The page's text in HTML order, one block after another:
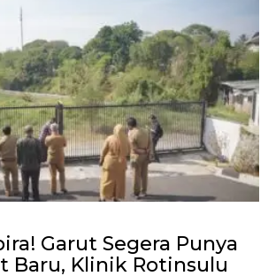
Garut Segera Punya
Baru, Klinik Rotinsulu